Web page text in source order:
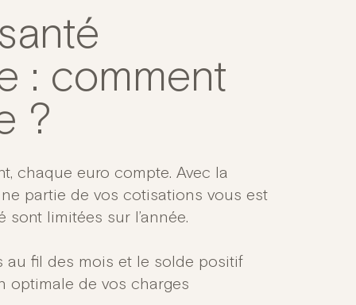
: comment
?
chaque euro compte. Avec la
partie de vos cotisations vous est
limitées sur l’année.
au fil des mois et le solde positif
optimale de vos charges